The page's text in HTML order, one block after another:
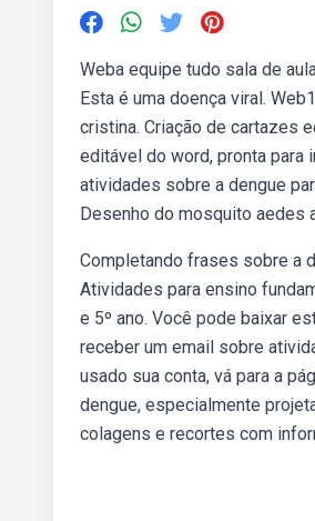
Weba equipe tudo sala de
Esta é uma doença viral.
cristina. Criação de cartazes
editável do word, pronta para
atividades sobre a dengue
Desenho do mosquito aedes
Completando frases sobre a
Atividades para ensino
e 5º ano. Você pode baixar
receber um email sobre
usado sua conta, vá para a
dengue, especialmente
colagens e recortes com